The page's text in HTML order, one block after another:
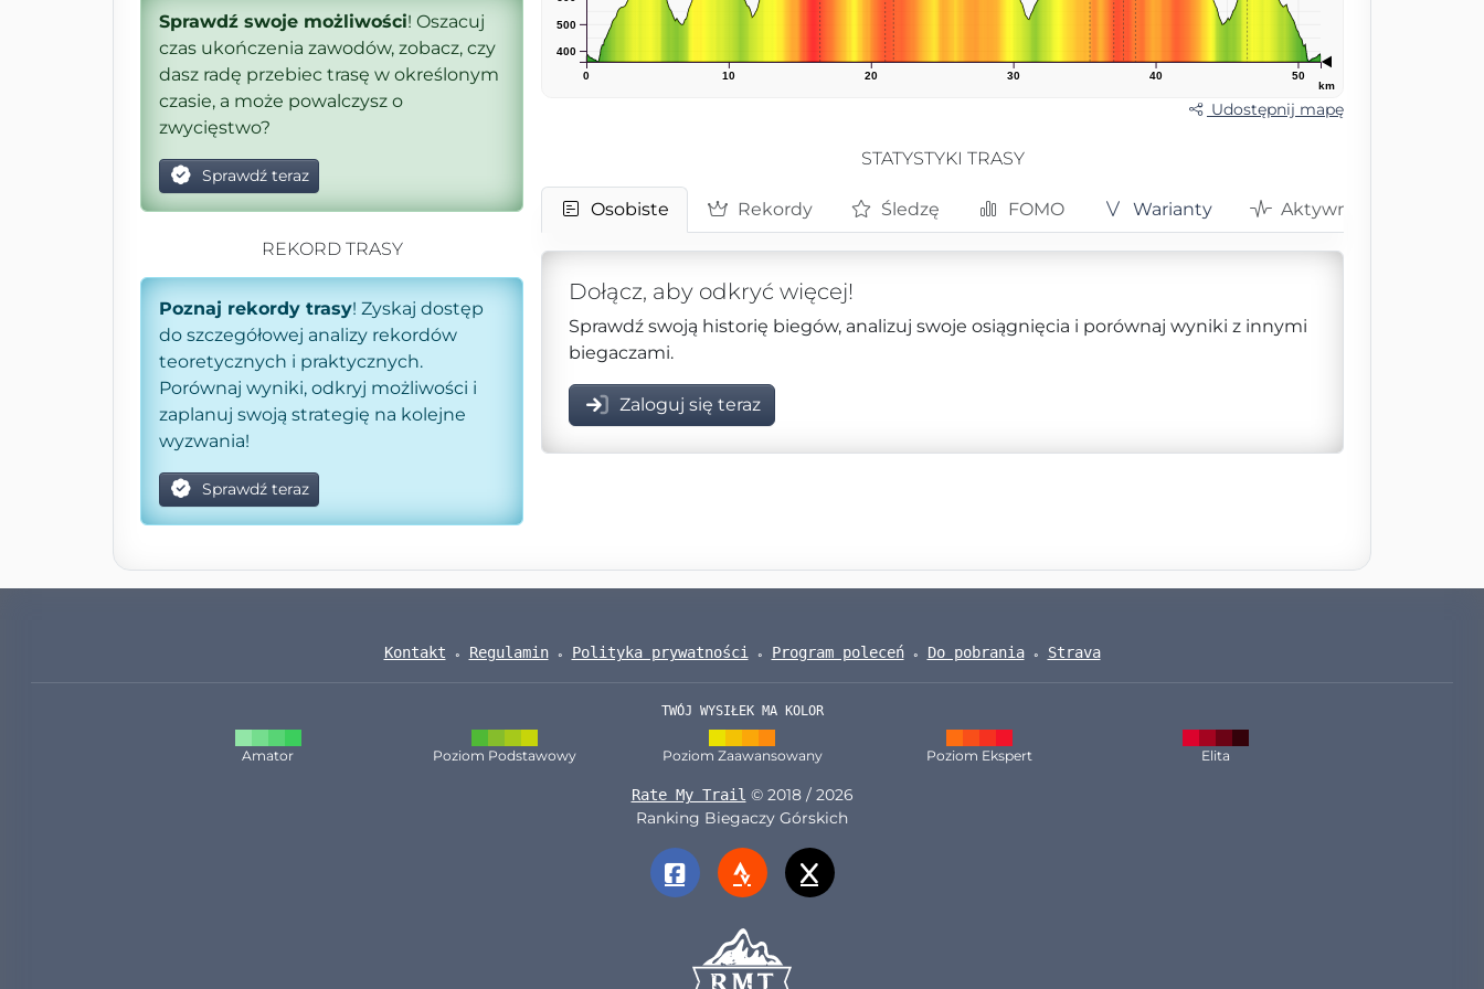
Sprawdź swoje możliwości! Oszacuj
czas ukończenia zawodów, zobacz, czy
dasz radę przebiec trasę w określonym
czasie, a może powalczysz o
zwycięstwo?
Sprawdź teraz
REKORD TRASY
Poznaj rekordy trasy! Zyskaj dostęp
do szczegółowej analizy rekordów
teoretycznych i praktycznych.
Porównaj wyniki, odkryj możliwości i
zaplanuj swoją strategię na kolejne
wyzwania!
Sprawdź teraz
0 10 20 30 40 50
km
400
500
Udostępnij mapę
STATYSTYKI TRASY
Osobiste Rekordy Śledzę FOMO Warianty Aktywności
Dołącz, aby odkryć więcej!
Sprawdź swoją historię biegów, analizuj swoje osiągnięcia i porównaj wyniki z innymi
biegaczami.
Zaloguj się teraz
Kontakt Regulamin Polityka prywatności Program poleceń Do pobrania Strava
TWÓJ WYSIŁEK MA KOLOR
Amator Poziom Podstawowy Poziom Zaawansowany Poziom Ekspert Elita
Rate My Trail © 2018 / 2026
Ranking Biegaczy Górskich